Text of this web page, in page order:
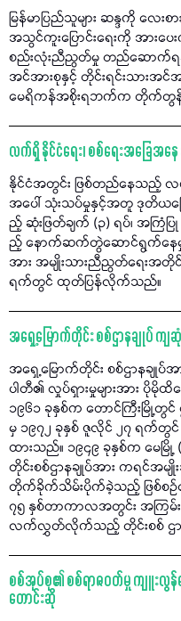
မြန်မာပြည်သူများ ဆန္ဒကို လေ
အသွင်ကူးပြောင်းရေးကို အားပ
စည်းလုံးညီညွတ်မှု တည်ဆောက်ရန် လို
အင်အားစုနှင့် တိုင်းရင်းသားအင်အ
မေရိကန်အစိုးရဘက်က တိုက်တွ
လက်ရှိ နိုင်ငံရေး၊ စစ်ရေးအခြေအန
နိုင်ငံအတွင်း ဖြစ်တည်နေသည့် လက်
အပေါ် သုံးသပ်မှုနှင့်အတူ ဒုတိယ
ည့် ဆုံးဖြတ်ချက် (၃) ရပ်၊ အက
ည့် နောက်ဆက်တွဲဆောင်ရွက်နေမှု
အား အမျိုးသားညီညွတ်ရေးအတို
ရက်တွင် ထုတ်ပြန်လိုက်သည်။
အရှေ့မြောက်တိုင်း စစ်ဌာနချုပ် ကျ
အရှေ့မြောက်တိုင်း စစ်ဌာနချုပ်
ပါတီ၏ လှုပ်ရှားမှုများအား
၁၉၆၁ ခုနှစ်က တောင်ကြီးမြို့တွ
မှ ၁၉၇၂ ခုနှစ် ဇူလိုင် ၂၇ ရက်တွင်
ထားသည်။ ၁၉၄၉ ခုနှစ်က မေမြို့ (
တိုင်းစစ်ဌာနချုပ်အား ကရင်အမ
တိုက်ခိုက်သိမ်းပိုက်ခဲ့သည့် ဖြစ်စဉ်န
၇၅ နှစ်တာကာလအတွင်း အကြမ်
လက်လွှတ်လိုက်သည့် တိုင်းစစ် ဌာန
စစ်အုပ်စု၏ စစ်ရာဇဝတ်မှု ကျူးလွန်န
တောင်းဆို